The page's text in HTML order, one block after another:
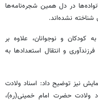
در دل همین شجره‌نامه‌ها
نشده‌اند.
کودکان و نوجوانان، علاوه بر
و انتقال استعدادها به
نیز توضیح داد: اسناد ولادت
ولادت حضرت امام خمینی(ره)،